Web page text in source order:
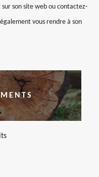
son site web ou contactez-
vous rendre à son